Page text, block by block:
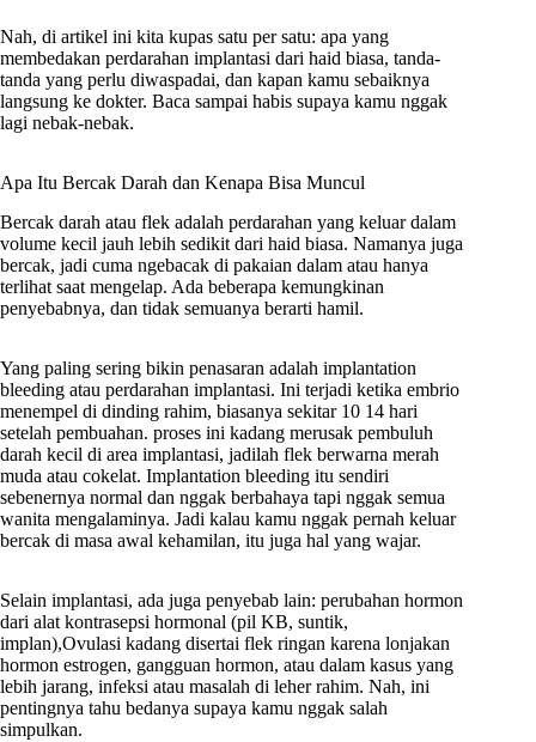
Nah, di artikel ini kita kupas satu per satu: apa yang
membedakan perdarahan implantasi dari haid biasa, tanda-
tanda yang perlu diwaspadai, dan kapan kamu sebaiknya
langsung ke dokter. Baca sampai habis supaya kamu nggak
lagi nebak-nebak.
Apa Itu Bercak Darah dan Kenapa Bisa Muncul
Bercak darah atau flek adalah perdarahan yang keluar dalam
volume kecil jauh lebih sedikit dari haid biasa. Namanya juga
bercak, jadi cuma ngebacak di pakaian dalam atau hanya
terlihat saat mengelap. Ada beberapa kemungkinan
penyebabnya, dan tidak semuanya berarti hamil.
Yang paling sering bikin penasaran adalah implantation
bleeding atau perdarahan implantasi. Ini terjadi ketika embrio
menempel di dinding rahim, biasanya sekitar 10 14 hari
setelah pembuahan. proses ini kadang merusak pembuluh
darah kecil di area implantasi, jadilah flek berwarna merah
muda atau cokelat. Implantation bleeding itu sendiri
sebenernya normal dan nggak berbahaya tapi nggak semua
wanita mengalaminya. Jadi kalau kamu nggak pernah keluar
bercak di masa awal kehamilan, itu juga hal yang wajar.
Selain implantasi, ada juga penyebab lain: perubahan hormon
dari alat kontrasepsi hormonal (pil KB, suntik,
implan),Ovulasi kadang disertai flek ringan karena lonjakan
hormon estrogen, gangguan hormon, atau dalam kasus yang
lebih jarang, infeksi atau masalah di leher rahim. Nah, ini
pentingnya tahu bedanya supaya kamu nggak salah
simpulkan.